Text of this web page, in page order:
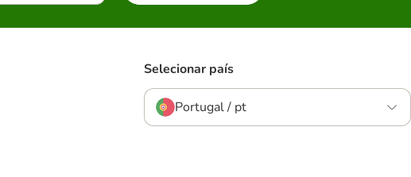
Selecionar país
Portugal / pt